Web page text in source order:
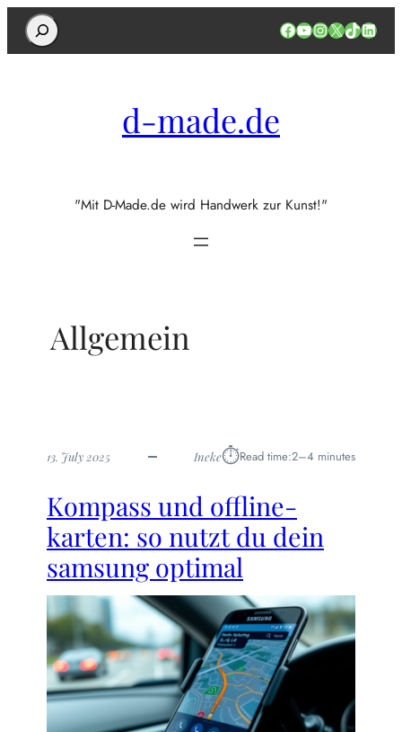
Search Facebook
YouTube
Instagram
X TikTok
d-made.de
"Mit D-Made.de wird Handwerk zur Kunst!"
Allgemein
13. July 2025 Ineke⏱︎Read time:2–4 minutes
Kompass und offline-
karten: so nutzt du dein
samsung optimal